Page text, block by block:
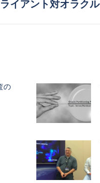
イアント対オラクル
の